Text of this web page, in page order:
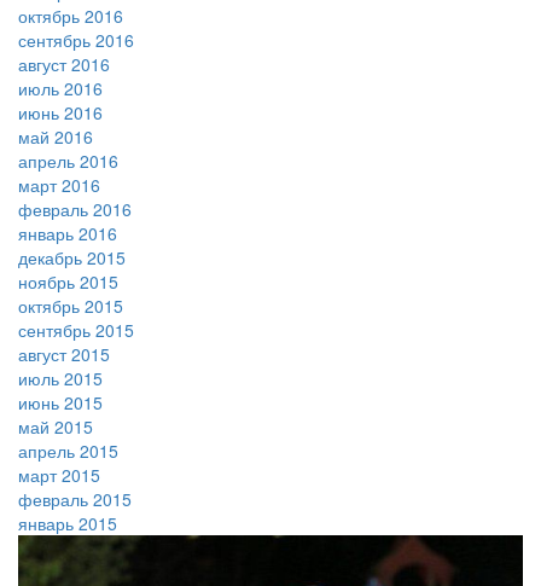
октябрь 2016
сентябрь 2016
август 2016
июль 2016
июнь 2016
май 2016
апрель 2016
март 2016
февраль 2016
январь 2016
декабрь 2015
ноябрь 2015
октябрь 2015
сентябрь 2015
август 2015
июль 2015
июнь 2015
май 2015
апрель 2015
март 2015
февраль 2015
январь 2015